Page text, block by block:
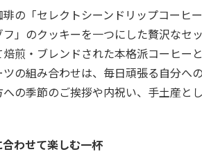
＜お中元＞北海道羊
蹄山名水珈琲ゼリー
(送料・税込)
＜お中元＞＜ひとと
え＞３層デザートジ
(送料・税込)
＜
千疋
琲の「セレクトシーンドリップコーヒ
フ」のクッキーを一つにした贅沢なセ
焙煎・ブレンドされた本格派コーヒー
ツの組み合わせは、毎日頑張る自分へ
への季節のご挨拶や内祝い、手土産と
合わせて楽しむ一杯